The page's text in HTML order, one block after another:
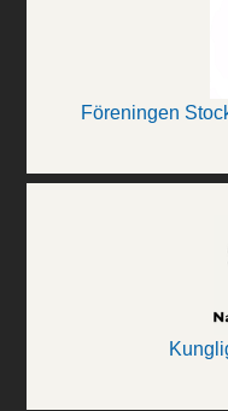
Föreningen